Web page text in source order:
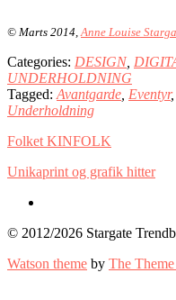
© Marts 2014,Anne Louise
Categories: DESIGN,
UNDERHOLDNING
Tagged:Avantgarde, Eventyr,
Underholdning
Folket KINFOLK
Unikaprint og grafik hitter
© 2012/2026 Stargate
Watson theme by The